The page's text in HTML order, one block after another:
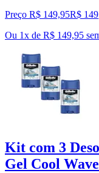
Preço R$ 149,95R$ 149
Ou 1x de R$ 149,95
Kit com 3
Gel Cool